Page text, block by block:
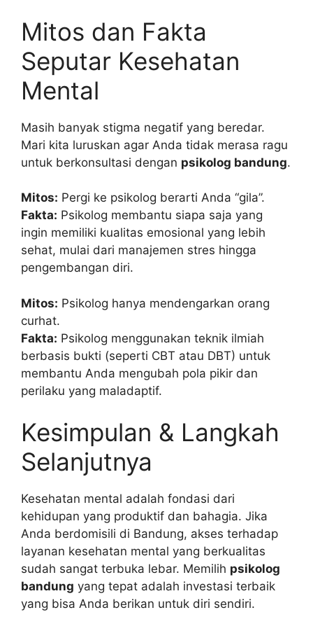
Mitos dan Fakta
Seputar Kesehatan
Mental
Masih banyak stigma negatif yang beredar.
Mari kita luruskan agar Anda tidak merasa ragu
untuk berkonsultasi dengan psikolog bandung.
Mitos: Pergi ke psikolog berarti Anda “gila”.
Fakta: Psikolog membantu siapa saja yang
ingin memiliki kualitas emosional yang lebih
sehat, mulai dari manajemen stres hingga
pengembangan diri.
Mitos: Psikolog hanya mendengarkan orang
curhat.
Fakta: Psikolog menggunakan teknik ilmiah
berbasis bukti (seperti CBT atau DBT) untuk
membantu Anda mengubah pola pikir dan
perilaku yang maladaptif.
Kesimpulan & Langkah
Selanjutnya
Kesehatan mental adalah fondasi dari
kehidupan yang produktif dan bahagia. Jika
Anda berdomisili di Bandung, akses terhadap
layanan kesehatan mental yang berkualitas
sudah sangat terbuka lebar. Memilih psikolog
bandung yang tepat adalah investasi terbaik
yang bisa Anda berikan untuk diri sendiri.